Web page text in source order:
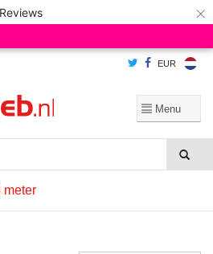
Reviews ×
EUR
meter
te verbeteren. Is dat akkoord?
Ja